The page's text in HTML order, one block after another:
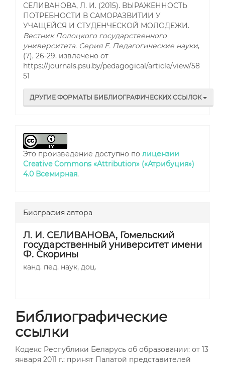
СЕЛИВАНОВА, Л. И. (2015). ВЫРАЖЕННОСТЬ
ПОТРЕБНОСТИ В САМОРАЗВИТИИ У
УЧАЩЕЙСЯ И СТУДЕНЧЕСКОЙ МОЛОДЕЖИ.
Вестник Полоцкого государственного
университета. Серия E. Педагогические науки,
(7), 26-29. извлечено от
https://journals.psu.by/pedagogical/article/view/58
51
ДРУГИЕ ФОРМАТЫ БИБЛИОГРАФИЧЕСКИХ ССЫЛОК
Это произведение доступно по лицензии
Creative Commons «Attribution» («Атрибуция»)
4.0 Всемирная.
Биография автора
Л. И. СЕЛИВАНОВА, Гомельский
государственный университет имени
Ф. Скорины
канд. пед. наук, доц.
Библиографические
ссылки
Кодекс Республики Беларусь об образовании: от 13
января 2011 г.: принят Палатой представителей